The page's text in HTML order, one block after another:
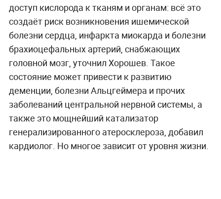
доступ кислорода к тканям и органам: всё это
создаёт риск возникновения ишемической
болезни сердца, инфаркта миокарда и болезни
брахиоцефальных артерий, снабжающих
головной мозг, уточнил Хорошев. Такое
состояние может привести к развитию
деменции, болезни Альцгеймера и прочих
заболеваний центральной нервной системы, а
также это мощнейший катализатор
генерализированного атеросклероза, добавил
кардиолог. Но многое зависит от уровня жизни.